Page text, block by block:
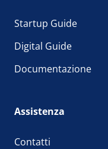
Startup Guide
Digital Guide
Documentazione
Assistenza
Contatti